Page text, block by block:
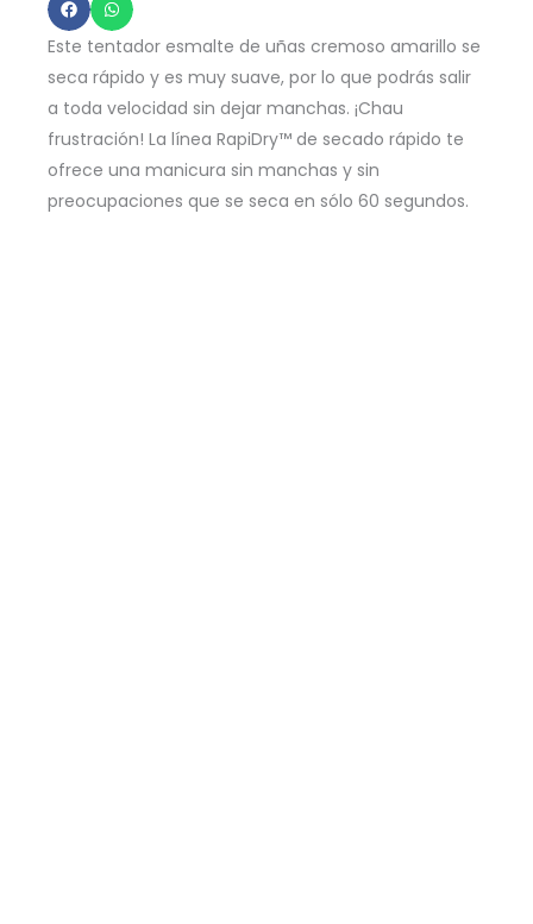
-
Proceed
With
(no)
Caution
-
9ml
Este tentador esmalte de uñas cremoso amarillo se
seca rápido y es muy suave, por lo que podrás salir
a toda velocidad sin dejar manchas. ¡Chau
frustración! La línea RapiDry™ de secado rápido te
ofrece una manicura sin manchas y sin
preocupaciones que se seca en sólo 60 segundos.